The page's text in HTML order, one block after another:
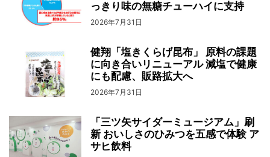
っきり味の無糖チューハイに支持
2026年7月31日
健翔「塩きくらげ昆布」 原料の課題
に向き合いリニューアル 減塩で健康
にも配慮、販路拡大へ
2026年7月31日
「三ツ矢サイダーミュージアム」刷
新 おいしさのひみつを五感で体験 ア
サヒ飲料